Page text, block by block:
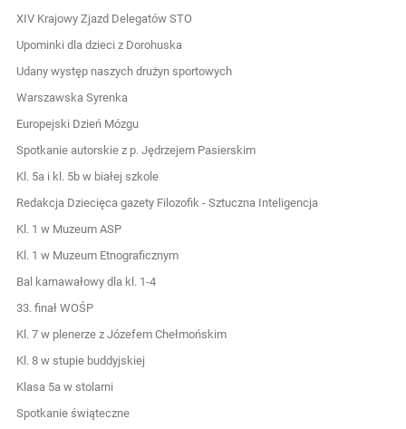
XIV Krajowy Zjazd Delegatów STO
Upominki dla dzieci z Dorohuska
Udany występ naszych drużyn sportowych
Warszawska Syrenka
Europejski Dzień Mózgu
Spotkanie autorskie z p. Jędrzejem Pasierskim
Kl. 5a i kl. 5b w białej szkole
Redakcja Dziecięca gazety Filozofik - Sztuczna Inteligencja
Kl. 1 w Muzeum ASP
Kl. 1 w Muzeum Etnograficznym
Bal karnawałowy dla kl. 1-4
33. finał WOŚP
Kl. 7 w plenerze z Józefem Chełmońskim
Kl. 8 w stupie buddyjskiej
Klasa 5a w stolarni
Spotkanie świąteczne